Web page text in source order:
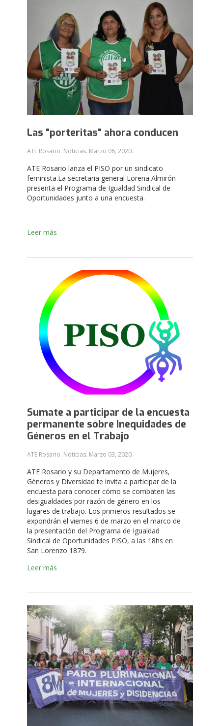
Las "porteritas" ahora conducen
ATE Rosario. Noticias. Marzo 06, 2020.
ATE Rosario lanza el PISO por un sindicato
feminista.La secretaria general Lorena Almirón
presenta el Programa de Igualdad Sindical de
Oportunidades junto a una encuesta.
Leer más
Sumate a participar de la encuesta
permanente sobre Inequidades de
Géneros en el Trabajo
ATE Rosario. Noticias. Marzo 03, 2020.
ATE Rosario y su Departamento de Mujeres,
Géneros y Diversidad te invita a participar de la
encuesta para conocer cómo se combaten las
desigualdades por razón de género en los
lugares de trabajo. Los primeros resultados se
expondrán el viernes 6 de marzo en el marco de
la presentación del Programa de Igualdad
Sindical de Oportunidades PISO, a las 18hs en
San Lorenzo 1879.
Leer más